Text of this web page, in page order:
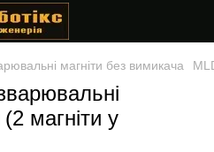
магніти без вимикача
магніти у